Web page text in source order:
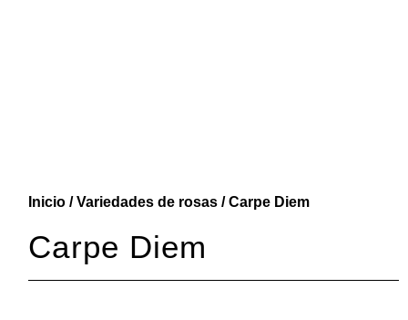
Inicio /Variedades de rosas / Carpe Diem
Carpe Diem